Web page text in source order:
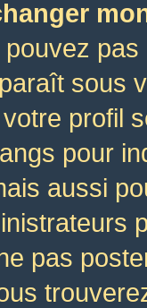
sous
profil
pour
aussi
pas